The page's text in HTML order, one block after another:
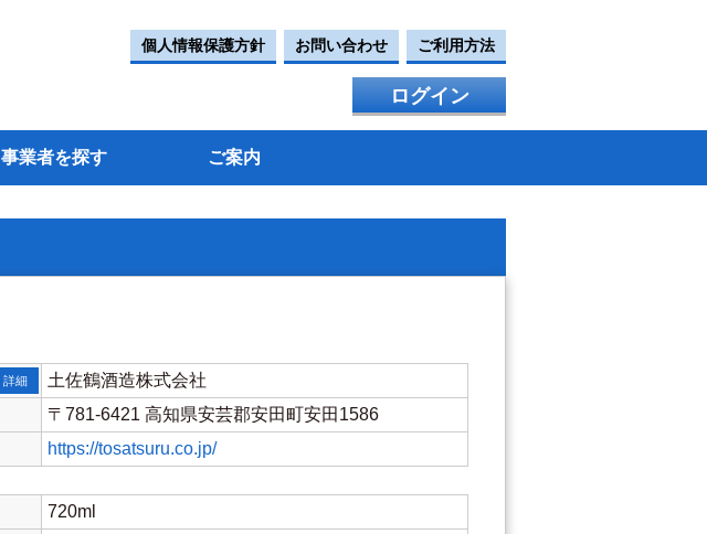
個人情報保護方針 お問い合わせ ご利用方法
ログイン
事業者を探す ご案内
詳細
土佐鶴酒造株式会社
〒781-6421 高知県安芸郡安田町安田1586
https://tosatsuru.co.jp/
720ml